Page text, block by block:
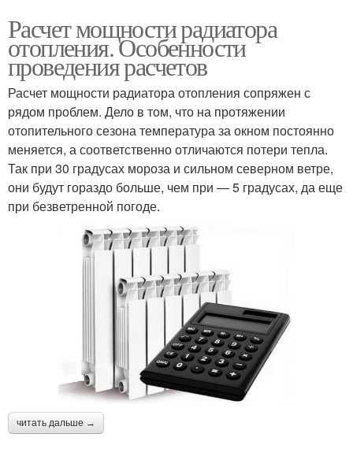
Расчет мощности радиатора
отопления. Особенности
проведения расчетов
Расчет мощности радиатора отопления сопряжен с
рядом проблем. Дело в том, что на протяжении
отопительного сезона температура за окном постоянно
меняется, а соответственно отличаются потери тепла.
Так при 30 градусах мороза и сильном северном ветре,
они будут гораздо больше, чем при — 5 градусах, да еще
при безветренной погоде.
читать дальше →